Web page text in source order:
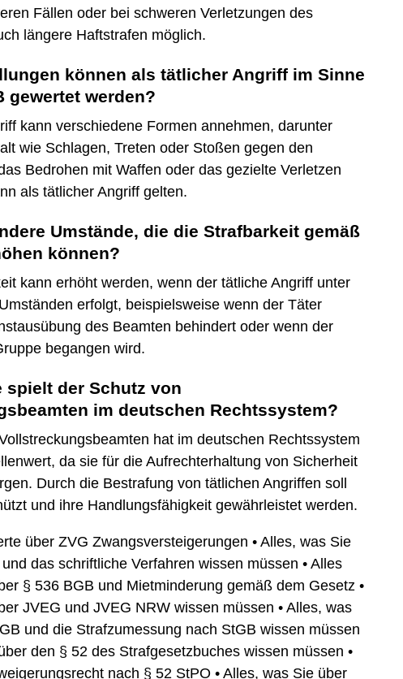
Fällen oder bei schweren Verletzungen des
längere Haftstrafen möglich.
können als tätlicher Angriff im Sinne
gewertet werden?
kann verschiedene Formen annehmen, darunter
wie Schlagen, Treten oder Stoßen gegen den
Bedrohen mit Waffen oder das gezielte Verletzen
als tätlicher Angriff gelten.
Umstände, die die Strafbarkeit gemäß
können?
kann erhöht werden, wenn der tätliche Angriff unter
erfolgt, beispielsweise wenn der Täter
des Beamten behindert oder wenn der
begangen wird.
spielt der Schutz von
im deutschen Rechtssystem?
hat im deutschen Rechtssystem
da sie für die Aufrechterhaltung von Sicherheit
Durch die Bestrafung von tätlichen Angriffen soll
und ihre Handlungsfähigkeit gewährleistet werden.
über ZVG Zwangsversteigerungen • Alles, was Sie
das schriftliche Verfahren wissen müssen • Alles
§ 536 BGB und Mietminderung gemäß dem Gesetz •
JVEG und JVEG NRW wissen müssen • Alles, was
und die Strafzumessung nach StGB wissen müssen
den § 52 des Strafgesetzbuches wissen müssen •
nach § 52 StPO • Alles, was Sie über